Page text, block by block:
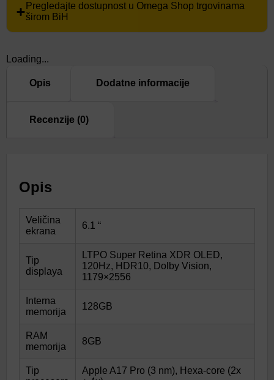
Pregledajte dostupnost u Omega Shop trgovinama
širom BiH
Loading...
Opis Dodatne informacije
Recenzije (0)
Opis
Veličina
ekrana
6.1 “
Tip
displaya
LTPO Super Retina XDR OLED,
120Hz, HDR10, Dolby Vision,
1179×2556
Interna
memorija
128GB
RAM
memorija
8GB
Tip
Apple A17 Pro (3 nm), Hexa-core (2x